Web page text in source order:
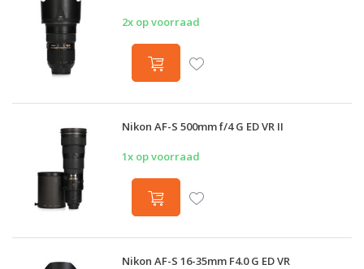
2x op voorraad
Nikon AF-S 500mm f/4 G ED VR II
1x op voorraad
Nikon AF-S 16-35mm F4.0 G ED VR